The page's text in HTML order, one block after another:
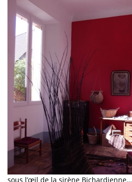
sous l’œil de la sirène Bichardienne…